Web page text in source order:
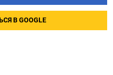
В GOOGLE